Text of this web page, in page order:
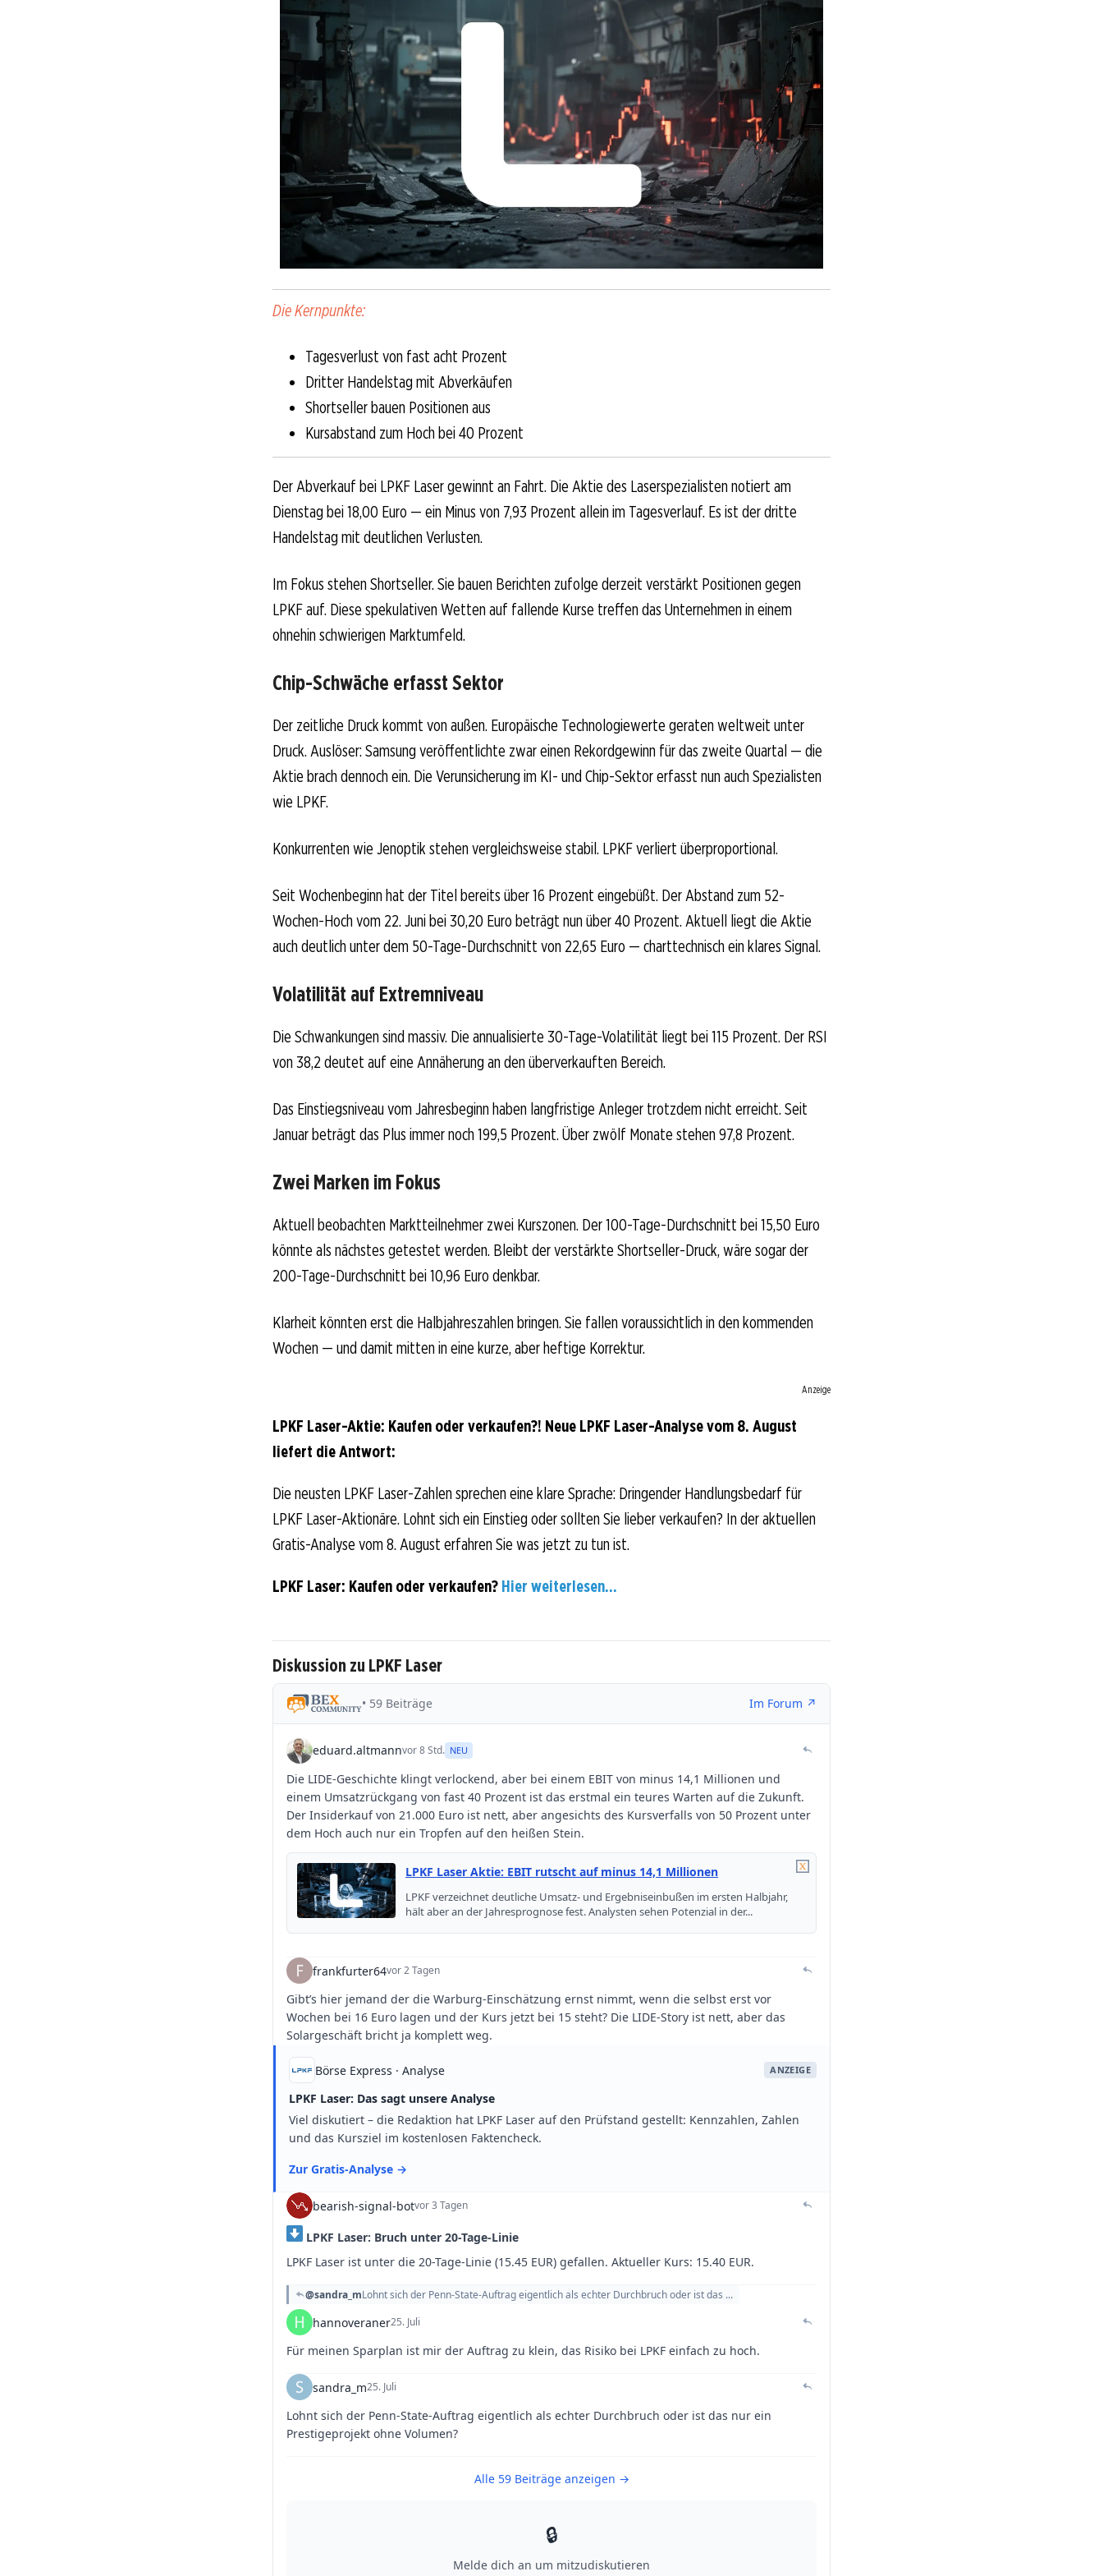
Die Kernpunkte:
Tagesverlust von fast acht Prozent
Dritter Handelstag mit Abverkäufen
Shortseller bauen Positionen aus
Kursabstand zum Hoch bei 40 Prozent
Der Abverkauf bei LPKF Laser gewinnt an Fahrt. Die Aktie des Laserspezialisten notiert am
Dienstag bei 18,00 Euro — ein Minus von 7,93 Prozent allein im Tagesverlauf. Es ist der dritte
Handelstag mit deutlichen Verlusten.
Im Fokus stehen Shortseller. Sie bauen Berichten zufolge derzeit verstärkt Positionen gegen
LPKF auf. Diese spekulativen Wetten auf fallende Kurse treffen das Unternehmen in einem
ohnehin schwierigen Marktumfeld.
Chip-Schwäche erfasst Sektor
Der zeitliche Druck kommt von außen. Europäische Technologiewerte geraten weltweit unter
Druck. Auslöser: Samsung veröffentlichte zwar einen Rekordgewinn für das zweite Quartal — die
Aktie brach dennoch ein. Die Verunsicherung im KI- und Chip-Sektor erfasst nun auch Spezialisten
wie LPKF.
Konkurrenten wie Jenoptik stehen vergleichsweise stabil. LPKF verliert überproportional.
Seit Wochenbeginn hat der Titel bereits über 16 Prozent eingebüßt. Der Abstand zum 52-
Wochen-Hoch vom 22. Juni bei 30,20 Euro beträgt nun über 40 Prozent. Aktuell liegt die Aktie
auch deutlich unter dem 50-Tage-Durchschnitt von 22,65 Euro — charttechnisch ein klares Signal.
Volatilität auf Extremniveau
Die Schwankungen sind massiv. Die annualisierte 30-Tage-Volatilität liegt bei 115 Prozent. Der RSI
von 38,2 deutet auf eine Annäherung an den überverkauften Bereich.
Das Einstiegsniveau vom Jahresbeginn haben langfristige Anleger trotzdem nicht erreicht. Seit
Januar beträgt das Plus immer noch 199,5 Prozent. Über zwölf Monate stehen 97,8 Prozent.
Zwei Marken im Fokus
Aktuell beobachten Marktteilnehmer zwei Kurszonen. Der 100-Tage-Durchschnitt bei 15,50 Euro
könnte als nächstes getestet werden. Bleibt der verstärkte Shortseller-Druck, wäre sogar der
200-Tage-Durchschnitt bei 10,96 Euro denkbar.
Klarheit könnten erst die Halbjahreszahlen bringen. Sie fallen voraussichtlich in den kommenden
Wochen — und damit mitten in eine kurze, aber heftige Korrektur.
Anzeige
LPKF Laser-Aktie: Kaufen oder verkaufen?! Neue LPKF Laser-Analyse vom 8. August
liefert die Antwort:
Die neusten LPKF Laser-Zahlen sprechen eine klare Sprache: Dringender Handlungsbedarf für
LPKF Laser-Aktionäre. Lohnt sich ein Einstieg oder sollten Sie lieber verkaufen? In der aktuellen
Gratis-Analyse vom 8. August erfahren Sie was jetzt zu tun ist.
LPKF Laser: Kaufen oder verkaufen? Hier weiterlesen...
Diskussion zu LPKF Laser